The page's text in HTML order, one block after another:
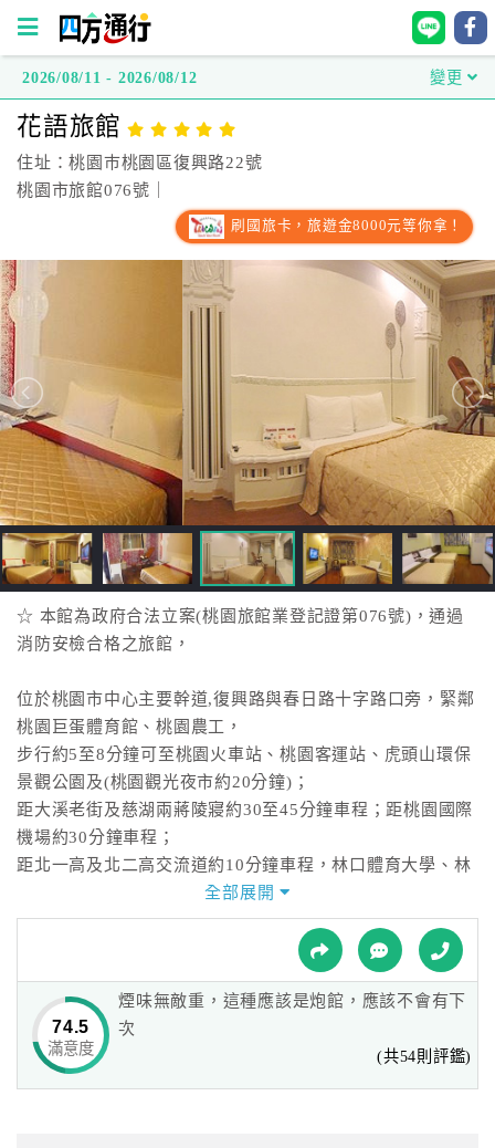
方
通
行
台
房
直
接
跟
飯
店
訂
房
HOT
特
色
民
宿
球
網
2026/08/11 - 2026/08/12 變更
花語旅館
住址：桃園巿桃園區復興路22號
桃園市旅館076號｜
刷國旅卡，旅遊金8000元等你拿！
☆ 本館為政府合法立案(桃園旅館業登記證第076號)，通過
消防安檢合格之旅館，
位於桃園市中心主要幹道,復興路與春日路十字路口旁，緊鄰
桃園巨蛋體育館、桃園農工，
步行約5至8分鐘可至桃園火車站、桃園客運站、虎頭山環保
景觀公園及(桃園觀光夜市約20分鐘)；
距大溪老街及慈湖兩蔣陵寢約30至45分鐘車程；距桃園國際
機場約30分鐘車程；
距北一高及北二高交流道約10分鐘車程，林口體育大學、林
口長庚醫院、中央警察大學、銘傳大學等均可在10至20分鐘
內抵達,距可口可樂博物館,鶯歌陶瓷街及陶瓷博物館約5至15
本館更以平實優惠的價格,提供您優質乾淨的休憩環境，是您
洽公、旅遊、出差、約會、舉辦活動，住宿的最佳選擇！
☆ 接待廳設有免費寬頻電腦可供使用(全區設有有線光纖及
全部展開
74.5
滿意度
煙味無敵重，這種應該是炮館，應該不會有下
次
(共54則評鑑)